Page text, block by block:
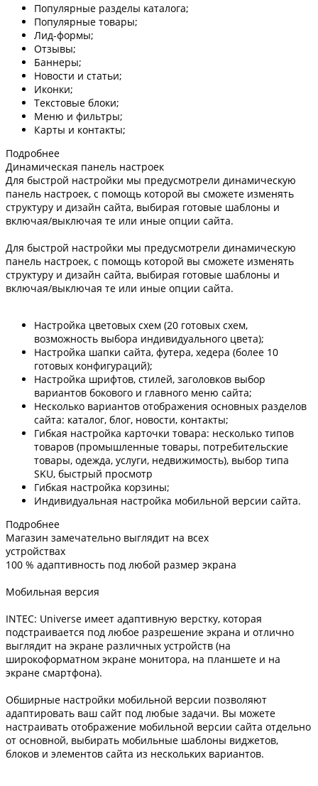
Популярные разделы каталога;
Популярные товары;
Лид-формы;
Отзывы;
Баннеры;
Новости и статьи;
Иконки;
Текстовые блоки;
Меню и фильтры;
Карты и контакты;
Подробнее
Динамическая панель настроек
Для быстрой настройки мы предусмотрели динамическую
панель настроек, с помощь которой вы сможете изменять
структуру и дизайн сайта, выбирая готовые шаблоны и
включая/выключая те или иные опции сайта.
Для быстрой настройки мы предусмотрели динамическую
панель настроек, с помощь которой вы сможете изменять
структуру и дизайн сайта, выбирая готовые шаблоны и
включая/выключая те или иные опции сайта.
Настройка цветовых схем (20 готовых схем,
возможность выбора индивидуального цвета);
Настройка шапки сайта, футера, хедера (более 10
готовых конфигураций);
Настройка шрифтов, стилей, заголовков выбор
вариантов бокового и главного меню сайта;
Несколько вариантов отображения основных разделов
сайта: каталог, блог, новости, контакты;
Гибкая настройка карточки товара: несколько типов
товаров (промышленные товары, потребительские
товары, одежда, услуги, недвижимость), выбор типа
SKU, быстрый просмотр
Гибкая настройка корзины;
Индивидуальная настройка мобильной версии сайта.
Подробнее
Магазин замечательно выглядит на всех
устройствах
100 % адаптивность под любой размер экрана
Мобильная версия
INTEC: Universe имеет адаптивную верстку, которая
подстраивается под любое разрешение экрана и отлично
выглядит на экране различных устройств (на
широкоформатном экране монитора, на планшете и на
экране смартфона).
Обширные настройки мобильной версии позволяют
адаптировать ваш сайт под любые задачи. Вы можете
настраивать отображение мобильной версии сайта отдельно
от основной, выбирать мобильные шаблоны виджетов,
блоков и элементов сайта из нескольких вариантов.